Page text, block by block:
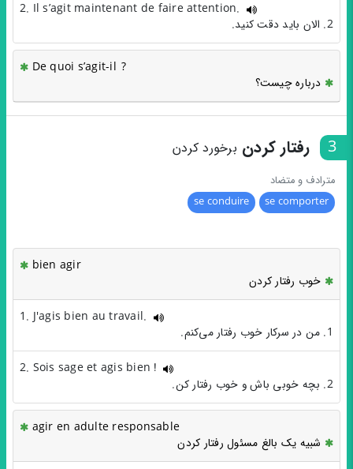
2. Il s’agit maintenant de faire attention.
2. الان باید دقت کنید.
De quoi s’agit-il ?
درباره چیست؟
3 رفتار کردن برخورد کردن
مترادف و متضاد
se comporter
se conduire
bien agir
خوب رفتار کردن
1. J'agis bien au travail.
1. من در سرکار خوب رفتار می‌کنم.
2. Sois sage et agis bien !
2. بچه خوبی باش و خوب رفتار کن.
agir en adulte responsable
شبیه یک بالغ مسئول رفتار کردن